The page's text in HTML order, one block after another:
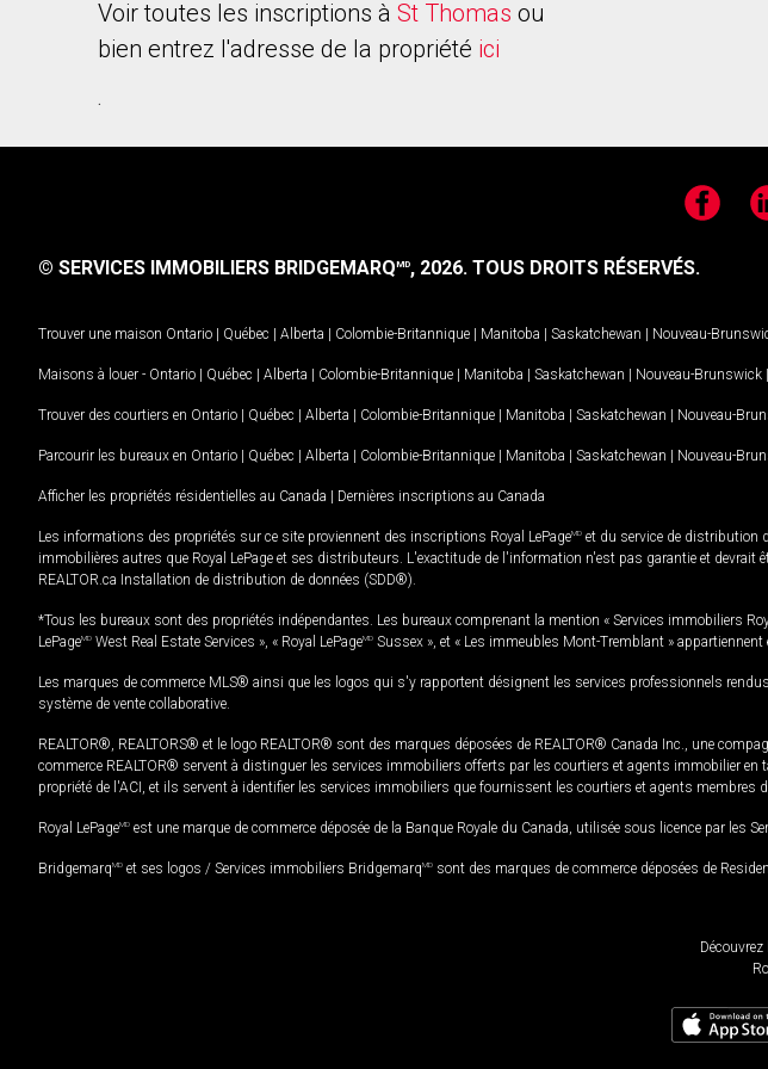
Voir toutes les inscriptions à St Thomas ou
bien entrez l'adresse de la propriété ici
.
Facebook
© SERVICES IMMOBILIERS BRIDGEMARQMD, 2026. TOUS DROITS RÉSERVÉS.
Trouver une maison Ontario | Québec | Alberta | Colombie-Britannique | Manitoba | Saskatchewan | Nouveau-
Maisons à louer - Ontario | Québec | Alberta | Colombie-Britannique | Manitoba | Saskatchewan | Nouveau-Brunswick |
Trouver des courtiers en Ontario | Québec | Alberta | Colombie-Britannique | Manitoba | Saskatchewan | Nouveau-
Parcourir les bureaux en Ontario | Québec | Alberta | Colombie-Britannique | Manitoba | Saskatchewan | Nouveau-
Afficher les propriétés résidentielles au Canada | Dernières inscriptions au Canada
Les informations des propriétés sur ce site proviennent des inscriptions Royal LePageMD et du service de distribution
immobilières autres que Royal LePage et ses distributeurs. L'exactitude de l'information n'est pas garantie et
REALTOR.ca Installation de distribution de données (SDD®).
*Tous les bureaux sont des propriétés indépendantes. Les bureaux comprenant la mention « Services immobiliers
LePageMD West Real Estate Services », « Royal LePageMD Sussex », et « Les immeubles Mont-Tremblant »
Les marques de commerce MLS® ainsi que les logos qui s'y rapportent désignent les services professionnels
système de vente collaborative.
REALTOR®, REALTORS® et le logo REALTOR® sont des marques déposées de REALTOR® Canada Inc., une
commerce REALTOR® servent à distinguer les services immobiliers offerts par les courtiers et agents immobilier
propriété de l'ACI, et ils servent à identifier les services immobiliers que fournissent les courtiers et agents membres
Royal LePageMD est une marque de commerce déposée de la Banque Royale du Canada, utilisée sous licence par les
BridgemarqMD et ses logos / Services immobiliers BridgemarqMD sont des marques de commerce déposées de